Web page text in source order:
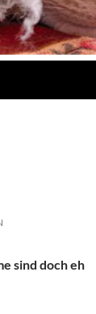
sind doch eh